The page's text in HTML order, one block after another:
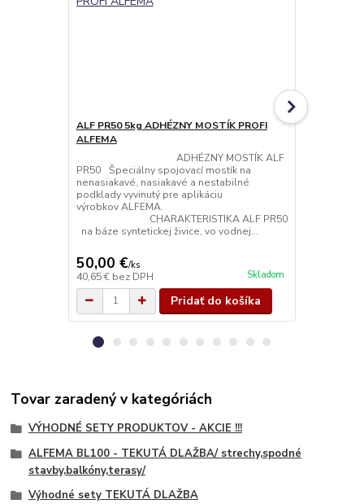
ALF PR50 5kg ADHÉZNY MOSTÍK PROFI
ALFEMA
ADHÉZNY MOSTÍK ALF
PR50 Špeciálny spojovací mostík na
nenasiakavé, nasiakavé a nestabilné
podklady vyvinutý pre aplikáciu
výrobkov ALFEMA.
CHARAKTERISTIKA ALF PR50
na báze syntetickej živice, vo vodnej...
50,00 €/ks
40,65 € bez DPH Skladom
Pridať do košíka
Tovar zaradený v kategóriách
VÝHODNÉ SETY PRODUKTOV - AKCIE !!!
ALFEMA BL100 - TEKUTÁ DLAŽBA/ strechy,spodné
stavby,balkóny,terasy/
Výhodné sety TEKUTÁ DLAŽBA